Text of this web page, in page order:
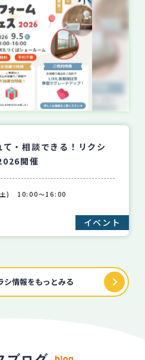
・相談できる！リクシ
開催
土) 10:00～16:00
イベント
シ情報をもっとみる